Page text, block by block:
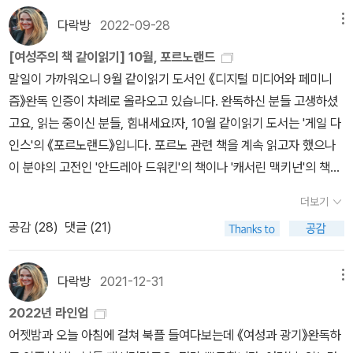
을 키우는 현실정치의 대안은 페미니즘이다. 사진작가 신디 셔먼의
작품 *[여미쳐]에 언급된 작가들의 책인데 대부분 친숙한
목록들이고 (이게 다 '여성주의 책 함께읽기'의 리더이신 다락방님 덕
분!) 누스바움은 이번에 신간이 나왔길래 넣었다. 내년에는 이 책들을
꼭 읽어보고 싶다.
kr/fallen77/14699295 이 글을 참고하세요 :)
우위에 있는 남자가 선망하는 성욕을 지닌 것으로 승인됨 - 을 뇌물로
제공받기 위하여, 자기와 같은 인종의 여자의 전락, 모든 여자들의 전
락에 공모한다. 남자에 대한 모욕에는 찬양의 요소가 있다. 그것은 대
단한 찬양 혹은 그 같은 필요불가결한 찬양이어서, 인종적으로 멸시
받는 남자는 자기 자신의 남자다움의 신화에 의해서 현혹되고, 이 신
화가 빈번히 자신의 목숨을 앗아간다고 할지라도 자신의 섹스의 힘을
자신의 동일성으로 상정하는 이데올로기를 현혹되어 받아들인다. 그
때의 해결책은 간단한 것 같다. 즉, 그는 금기禁忌된 성적 관계를 통
해서 인종적인 우위에 있는 집단의 여자에 대해 복수를 하거나, 자신
과 같은 인종의 여자를 취하여, 그 여자 파트너에게 자신의 성욕을 행
성적 공정을 바탕으로 여자와의 연대 - 자신과 같은 집단의 여자와의
연대 - 를 만들어 내는 방식을 명확하게 알지 못하였다. 남자다움을
여자와의 공감으로 오염시키는 것은, 그가 지닌 유일한 것인 남자다
움을 약화시키거나 상실하는 것을 의미하였다.- P245인종차별주의
갈어의 feitiço에서 유래한다. ... 성적인 의미에서, 페티시의 마력은,
페니스의 발기를 일으키고, 지속시키는 힘을 지닌다.- P200속옷으
로부터 부츠, 그리고 레인코트로부터 가죽 벨트, 긴 머리 그리고 온갖
종류의 신발에 발을 집어넣는 것과 신발 그 자체에 이르기까지, 이 모
든 것이 그리고 그 이외의 더 많은 것이 남자 페티시스트의 소재가 된
다. 남자는 무엇이나 페티시화할 수 있고, 실제로 페티시화하는 것이
사실이다. 어떠한 여자도 특정의 남자의, 특정의 페티시와 합치하는
방법을 알 수 없고, 페티시의 반응의 성적 환기를 <도발하는> 것을
충분히 이해하지 못하면서도, 여자들이 막연히 알고 있는 것은, 남자
의 공통적인 페티시가 여자의 패션을 결정한다는 점이다. 남자가 좋
아하는 스타일이나 드레스를 통해서 남자들을 매료시킨다는 것은, 한
사람 이상의 남자가 공통적으로 갖는 페티시의 요구에 따르는 것이
다.- P202중국인은 1천 년간 발에 사로잡혀 왔고, 그동안에 소녀의
발을 속박하고 불구를 만들어, 그 변형된 발이 성적 흥미의 첫번째 중
심이었다. 속박된 발은 페티시였다. 여자를 속박하고 불구로 만들어,
의 작품에서, 강간은 전희이고, 나중에 오게 될 수족을 절단하여 죽음
에 이르게 하는 메인이벤트의 준비단계일 뿐이다. 물론, 사드의 성적
행동관념에서는 힘이 대단히 중요하므로 강간이 본질적 중요성을 지
니기는 한다. 그러나 시간이 흐름에 따라, 반복함으로써, 강간의 색조
가 퇴색되고 지루해져서 에너지의 절대 소모를 피하기 위해서는 희생
자에게 고문을 가하든지 흔히는 살인을 동반해야 한다. 사드는 문학
방면에서 경지에 오른 살인 장면의 묘사가이다. 즉, 오르가슴은 궁극
막대기에 찔러 꿰어서, 산 채로 태우고, 천천히 기름을 튀기면서 굽고,
먹고, 머리를 자르고, 희생자들의 껍질을 벗긴다. 여자의 질과 직장을
로 구운 음식이 서브되고, 양초가 탄다. 사드가 묘사한 잔학행위의 목
록을 적으려면 수천 페이지에 달할 것이다. 그렇기는 하지만, 일단의
주제가 나타난다.- P159여자의 비열함과 여성 성기에 대한 극심한
증오가, 사드의 전 작품에 나타나는 중심 주제이다.- P164사드가 격
혐오자들이 왜곡되게 강조함으로써 남자의 성적 학대의 첫번째 희생
자는 여자와 여자아이라는 사실을 교묘하게 시야에서 배제한다. 이러
한 현상은 남자나 남자아이에 대한 학대범죄는 남자의 정상성의 남용
으로 보면서, 여자에 대한 학대범죄는 궁극적으로 남자의 정상성의
표현으로 본다는 사실과 일치한다.- P111빈곤 또한 희생될 위험이 있
는 남자가 지니는 특징이다. 감옥살이를 하는 남자는 가난하고, 매춘
을 하는 남자도 가난하다. 금전은 남자의 힘의 도구의 하나다. 빈곤은
굴욕적인 경험이고, 따라서 남자를 여성화하는 경험이다.- P115이성
를 인식하는 방식은 편견에 차 있고, 터무니없고, 부조리하다. 예술·문
학·심리학·종교논문·철학에서 남자가 표현하는 여자의 모습은 시대를
불구하고 당대의 상식적 혜지를 동원하여 여자를 표현하더라도 기묘
하고, 왜곡되고, 고작해야 단편적이며, 대부분은 정신착란의 모습이
다. 여자를 지각의 영역에서 완전히 축출하려고 백방으로 노력한다.
...그리고 기피 대상인 여자가 물物thing이 아닌 인간으로 자신을 주
그리하여 여자는 남자의 육체적 강함이라는 현실뿐만 아니라 그 전설
에 의해서도 협박을 당한다. ...세번째로, 권력은 자기self와 육체적
강함을 구사하여 모든 계층의 사람들 전원에게 자신들과 다른 계층의
사람들 전원에 대한 공포를 심어 주고, 위협의 능력으로 기능한다. 공
포의 행위는 강간·구타·아동에 대한 성적 학대·전쟁·살인·불구화·고문·
노예화·유괴·언어적 공격·문화적 공격·죽음의 위협·가해의 위협의 전
영역에 걸친다. 그러한 위협은 그것을 실행가능한 것으로 만드는 남
자의 능력이나 허용하는 사회적인 분위기에 의해서 지지를 받는다.
다 중대한 것은 위협의 감춰진 상징인 페니스이다. ... 남자가 그 일에
실패하면 위협이 그 약속을 이행할 것이다. ...네번째로, 남자는 위대
하고 숭고한 권력인 이름 붙이기의 권력을 지닌다. 이 이름 붙이기의
권력으로 남자는 경험을 정의하고, 경계나 가치를 명확히 하고, 각개
의 영역과 특질을 지정하고, 표현될 수 있는 것과 없는 것을 결정하고,
지각 그 자체를 지배한다. ... 남자는 적의와 폭력을 다양하게 섞어 <
섹스>라고 명명한다. ...다섯번째로, 남자는 소유하는 권력을 쥐고, 역
다』라고 열렬히 주장하였다. 나는 『무엇으로부터 지키는 것입니까?』
라고 물었다. 사실 여자가 어두운 길에서 우연히 맞닥뜨리는 가장 두
려운 대상은, 태어날 때부터 여성을 지킨다고 말하는 자들인 셈이다.
얼마나 기묘한 일인가?” ​(샬럿 퍼킨스 길먼 <샬럿 퍼킨스 길먼의 삶
- 자서전>)서문에 실린 길먼의 인용구. 밑줄은 아래에.포르노그래피
는 여성의 몸과 정신에 대한 조직화된 파괴행위이며, 강간·구타·근친
상간·매춘은 포르노그래피와 서로 활발히 연계되어 있다. 포르노그래
피의 특질은 비인간화와 새디즘이다. 그것은 여성에게 선포하는 전쟁
이며, 인간의 존엄이나 자아 그리고 인간적 가치에 대한 끝없는 공격
이다. 살아남은 여성들은 각자 자기 자신의 인생경험을 통해서, 포르
에 붙잡혀 있으며, 그 필름이 또 다른 여성에게 사용되고 있으며, 남성
이 그 필름을 갖고 있는 동안 여성은 계속해서 감금된 것이다 - 을 너
무도 잘 알고 있다.- P27우리들이 살고 있는 이 사회에서 왜 포르노
그래피의 장면은 당연하다고 믿는 것일까? 도대체 사람들은 어째서
다락방 2022-09-28
[여성주의 책 같이읽기] 10월, 포르노랜드
말일이 가까워오니 9월 같이읽기 도서인 《디지털 미디어와 페미니
즘》완독 인증이 차례로 올라오고 있습니다. 완독하신 분들 고생하셨
고요, 읽는 중이신 분들, 힘내세요!자, 10월 같이읽기 도서는 '게일 다
인스'의 《포르노랜드》입니다. 포르노 관련 책을 계속 읽고자 했으나
이 분야의 고전인 '안드레아 드워킨'의 책이나 '캐서린 맥키넌'의 책이
일 다인스의 책을 함께 읽어보도록 하겠습니다.이번책은 학술논문처
럼 어렵게 읽힌다기 보다는 내용이 힘들텐데요, 그만큼 각오하시길
바랍니다.아마도 이 같이읽기에 참여하는 분들은 '포느로'라고 하면
머릿속에 상상하는 이미지가 있을텐데요, 무엇을 상상하든 그보다 훨
씬 나쁜 것이 지금 포르노 입니다. 그리고 그걸 이 책에서 밝혀주고 있
습니다. 마음 단단히 먹고 읽어야 합니다.포르노랜드는 전자책으로도
출간되어 있음을 참고하세요.함께 읽을 책들 링크 걸어두겠습니다.
더보기
공감 (28) 댓글 (21)
다락방 2021-12-31
2022년 라인업
어젯밤과 오늘 아침에 걸쳐 북플 들여다보는데 《여성과 광기》완독하